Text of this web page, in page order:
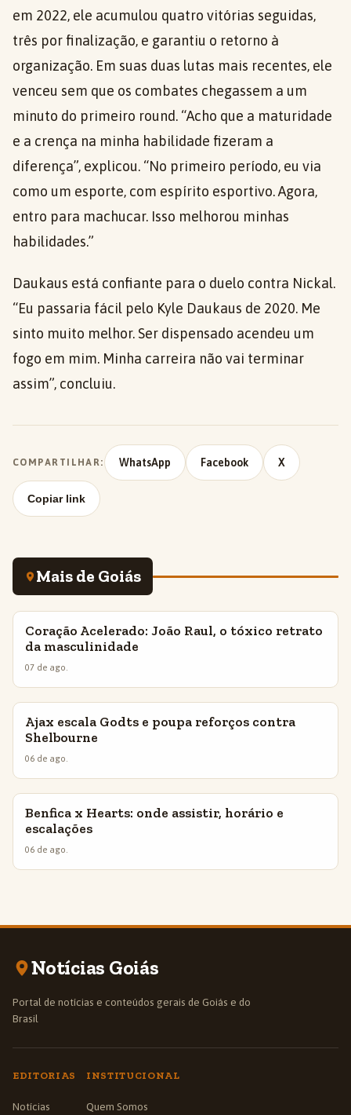
em 2022, ele acumulou quatro vitórias seguidas,
três por finalização, e garantiu o retorno à
organização. Em suas duas lutas mais recentes, ele
venceu sem que os combates chegassem a um
minuto do primeiro round. “Acho que a maturidade
e a crença na minha habilidade fizeram a
diferença”, explicou. “No primeiro período, eu via
como um esporte, com espírito esportivo. Agora,
entro para machucar. Isso melhorou minhas
habilidades.”
Daukaus está confiante para o duelo contra Nickal.
“Eu passaria fácil pelo Kyle Daukaus de 2020. Me
sinto muito melhor. Ser dispensado acendeu um
fogo em mim. Minha carreira não vai terminar
assim”, concluiu.
COMPARTILHAR: WhatsApp Facebook X
Copiar link
Mais de Goiás
INSIGHTS
Coração Acelerado: João Raul, o tóxico retrato
da masculinidade
07 de ago.
INSIGHTS
Ajax escala Godts e poupa reforços contra
Shelbourne
06 de ago.
INSIGHTS
Benfica x Hearts: onde assistir, horário e
escalações
06 de ago.
Notícias Goiás
Portal de notícias e conteúdos gerais de Goiás e do
Brasil
EDITORIAS
Notícias
INSTITUCIONAL
Quem Somos